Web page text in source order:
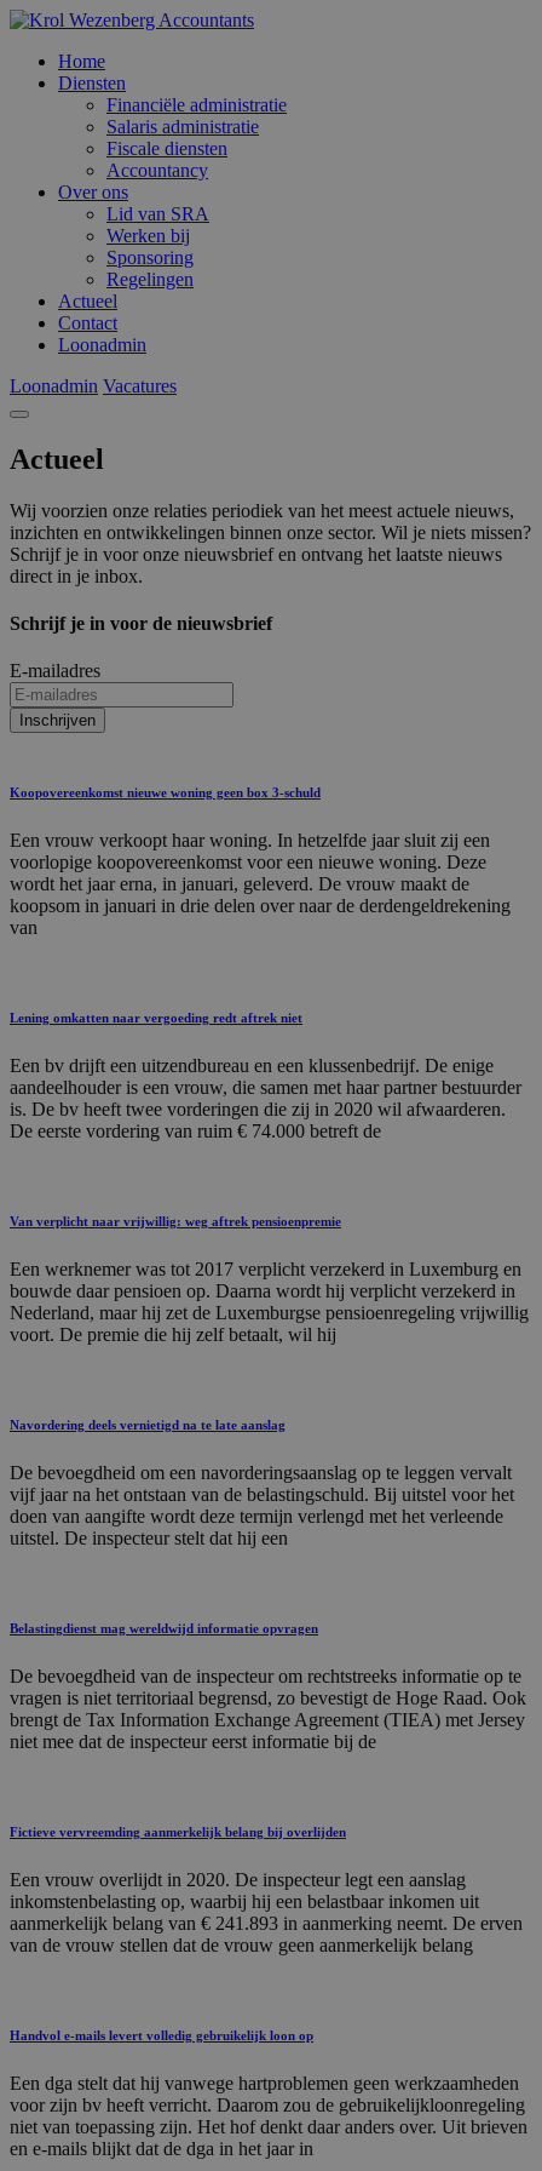
Home
Diensten
Financiële administratie
Salaris administratie
Fiscale diensten
Accountancy
Over ons
Lid van SRA
Werken bij
Sponsoring
Regelingen
Actueel
Contact
Loonadmin
Loonadmin Vacatures
Actueel
Wij voorzien onze relaties periodiek van het meest actuele nieuws,
inzichten en ontwikkelingen binnen onze sector. Wil je niets missen?
Schrijf je in voor onze nieuwsbrief en ontvang het laatste nieuws
direct in je inbox.
Schrijf je in voor de nieuwsbrief
E-mailadres
Inschrijven
Koopovereenkomst nieuwe woning geen box 3-schuld
Een vrouw verkoopt haar woning. In hetzelfde jaar sluit zij een
voorlopige koopovereenkomst voor een nieuwe woning. Deze
wordt het jaar erna, in januari, geleverd. De vrouw maakt de
koopsom in januari in drie delen over naar de derdengeldrekening
van
Lening omkatten naar vergoeding redt aftrek niet
Een bv drijft een uitzendbureau en een klussenbedrijf. De enige
aandeelhouder is een vrouw, die samen met haar partner bestuurder
is. De bv heeft twee vorderingen die zij in 2020 wil afwaarderen.
De eerste vordering van ruim € 74.000 betreft de
Van verplicht naar vrijwillig: weg aftrek pensioenpremie
Een werknemer was tot 2017 verplicht verzekerd in Luxemburg en
bouwde daar pensioen op. Daarna wordt hij verplicht verzekerd in
Nederland, maar hij zet de Luxemburgse pensioenregeling vrijwillig
voort. De premie die hij zelf betaalt, wil hij
Navordering deels vernietigd na te late aanslag
De bevoegdheid om een navorderingsaanslag op te leggen vervalt
vijf jaar na het ontstaan van de belastingschuld. Bij uitstel voor het
doen van aangifte wordt deze termijn verlengd met het verleende
uitstel. De inspecteur stelt dat hij een
Belastingdienst mag wereldwijd informatie opvragen
De bevoegdheid van de inspecteur om rechtstreeks informatie op te
vragen is niet territoriaal begrensd, zo bevestigt de Hoge Raad. Ook
brengt de Tax Information Exchange Agreement (TIEA) met Jersey
niet mee dat de inspecteur eerst informatie bij de
Fictieve vervreemding aanmerkelijk belang bij overlijden
Een vrouw overlijdt in 2020. De inspecteur legt een aanslag
inkomstenbelasting op, waarbij hij een belastbaar inkomen uit
aanmerkelijk belang van € 241.893 in aanmerking neemt. De erven
van de vrouw stellen dat de vrouw geen aanmerkelijk belang
Handvol e-mails levert volledig gebruikelijk loon op
Een dga stelt dat hij vanwege hartproblemen geen werkzaamheden
voor zijn bv heeft verricht. Daarom zou de gebruikelijkloonregeling
niet van toepassing zijn. Het hof denkt daar anders over. Uit brieven
en e-mails blijkt dat de dga in het jaar in